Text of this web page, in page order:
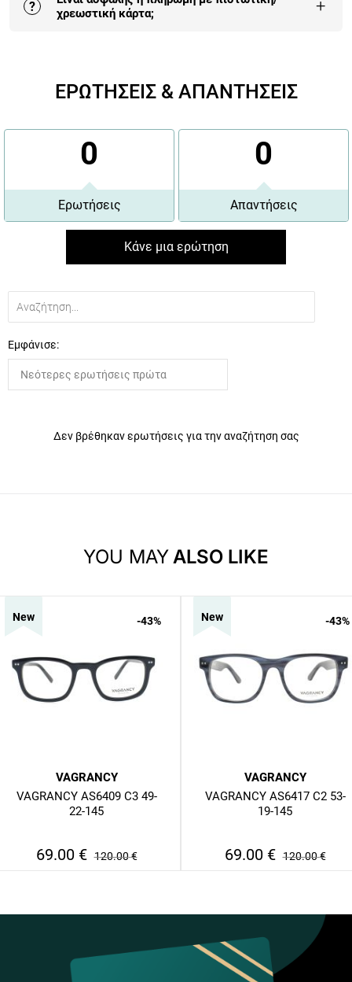
?
χρεωστική κάρτα;
+
εγγυημένη και έχει τα περισσότερα οφέλη.
ΕΡΩΤΗΣΕΙΣ & ΑΠΑΝΤΗΣΕΙΣ
0
Ερωτήσεις
0
Απαντήσεις
Κάνε μια ερώτηση
Εμφάνισε:
Δεν βρέθηκαν ερωτήσεις για την αναζήτηση σας
YOU MAYALSO LIKE
VAGRANCY
VAGRANCY AS6409 C3 49-
22-145
69.00 € 120.00€
New -43%
VAGRANCY
VAGRANCY AS6417 C2 53-
19-145
69.00 € 120.00€
New -43%